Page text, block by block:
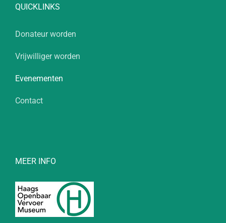
QUICKLINKS
Donateur worden
Vrijwilliger worden
Evenementen
Contact
MEER INFO